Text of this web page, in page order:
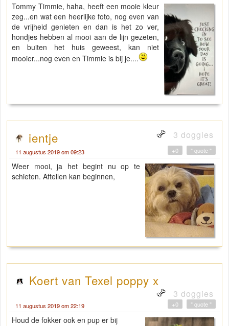
Tommy Timmie, haha, heeft een mooie kleur
zeg...en wat een heerlijke foto, nog even van
de vrijheid genieten en dan is het zo ver,
hondjes hebben al mooi aan de lijn gezeten,
en buiten het huis geweest, kan niet
mooier...nog even en Timmie is bij je....
ientje 3 doggies
11 augustus 2019 om 09:23 " quote "
+0
Weer mooi, ja het begint nu op te
schieten. Aftellen kan beginnen,
Koert van Texel poppy x
3 doggies
11 augustus 2019 om 22:19 " quote "
+0
Houd de fokker ook en pup er bij